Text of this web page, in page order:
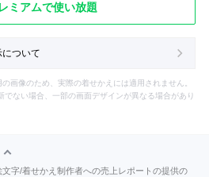
ミアムで使い放題
ついて
画像のため、実際の着せかえには適用されません。
でない場合、一部の画面デザインが異なる場合があり
字/着せかえ制作者への売上レポートの提供の